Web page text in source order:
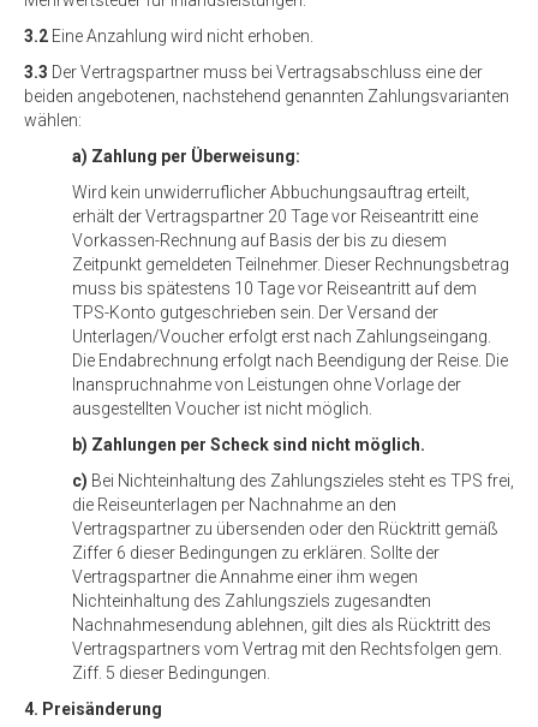
3.2 Eine Anzahlung wird nicht erhoben.
3.3 Der Vertragspartner muss bei Vertragsabschluss eine der
beiden angebotenen, nachstehend genannten Zahlungsvarianten
wählen:
a) Zahlung per Überweisung:
Wird kein unwiderruflicher Abbuchungsauftrag erteilt,
erhält der Vertragspartner 20 Tage vor Reiseantritt eine
Vorkassen-Rechnung auf Basis der bis zu diesem
Zeitpunkt gemeldeten Teilnehmer. Dieser Rechnungsbetrag
muss bis spätestens 10 Tage vor Reiseantritt auf dem
TPS-Konto gutgeschrieben sein. Der Versand der
Unterlagen/Voucher erfolgt erst nach Zahlungseingang.
Die Endabrechnung erfolgt nach Beendigung der Reise. Die
Inanspruchnahme von Leistungen ohne Vorlage der
ausgestellten Voucher ist nicht möglich.
b) Zahlungen per Scheck sind nicht möglich.
c) Bei Nichteinhaltung des Zahlungszieles steht es TPS frei,
die Reiseunterlagen per Nachnahme an den
Vertragspartner zu übersenden oder den Rücktritt gemäß
Ziffer 6 dieser Bedingungen zu erklären. Sollte der
Vertragspartner die Annahme einer ihm wegen
Nichteinhaltung des Zahlungsziels zugesandten
Nachnahmesendung ablehnen, gilt dies als Rücktritt des
Vertragspartners vom Vertrag mit den Rechtsfolgen gem.
Ziff. 5 dieser Bedingungen.
4. Preisänderung